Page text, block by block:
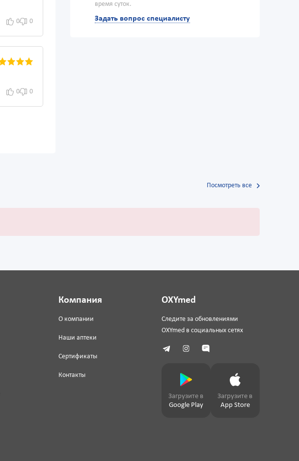
0 0
0 0
время суток.
Задать вопрос специалисту
Посмотреть все
Компания
О компании
Наши аптеки
Сертификаты
Контакты
OXYmed
Следите за обновлениями
OXYmed в социальных сетях
Загрузите в
Google Play
Загрузите в
App Store